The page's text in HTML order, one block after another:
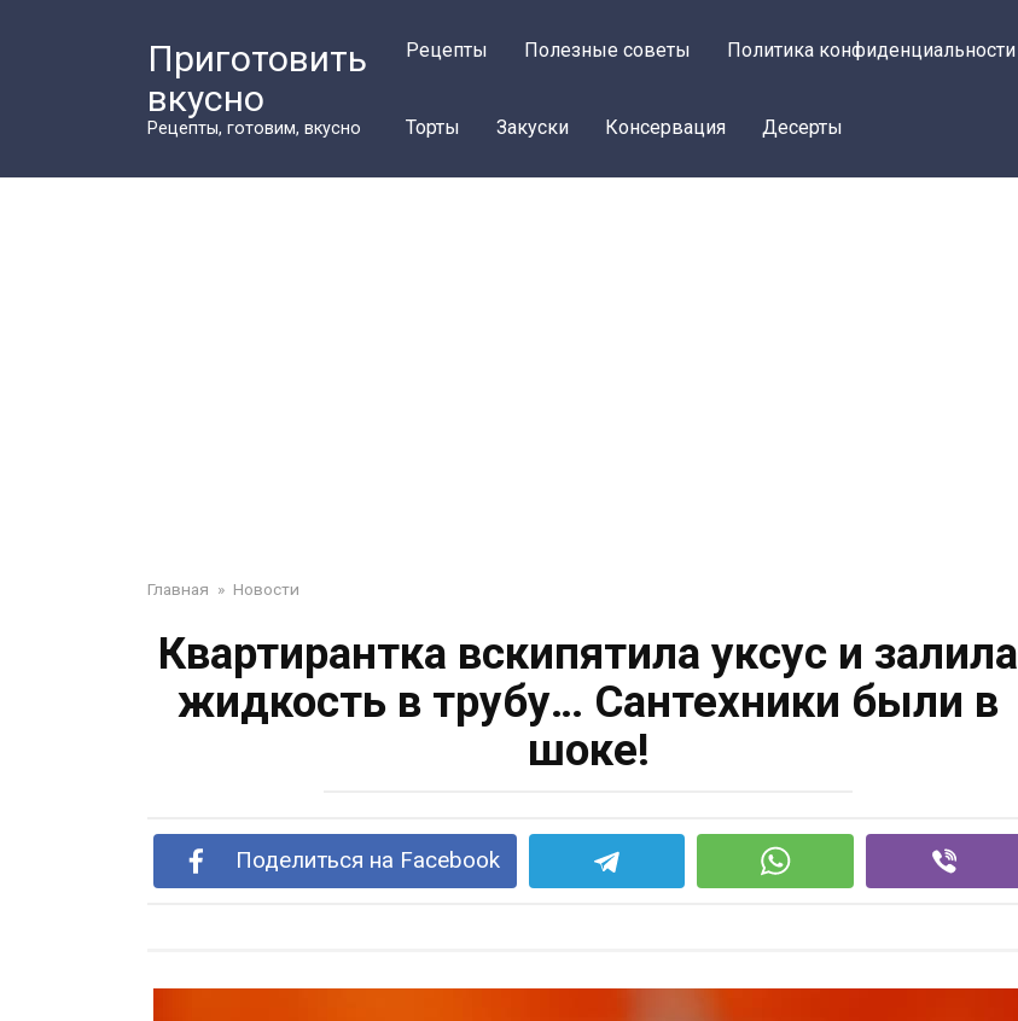
Приготовить
вкусно
Рецепты, готовим, вкусно
Рецепты Полезные советы Политика конфиденциальности
Торты Закуски Консервация Десерты
Главная » Новости
Квартирантка вскипятила уксус и залила
жидкость в трубу… Сантехники были в
шоке!
Поделиться на Facebook